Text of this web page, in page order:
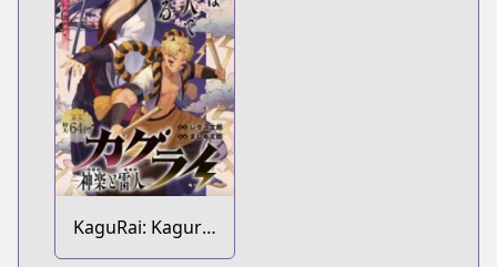
KaguRai: Kagura
to Raito